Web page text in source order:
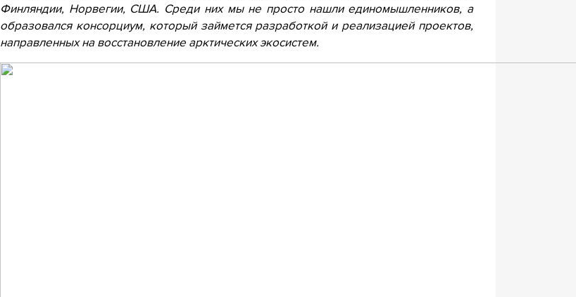
Финляндии, Норвегии, США. Среди них мы не просто нашли единомышленников, а
образовался консорциум, который займется разработкой и реализацией проектов,
направленных на восстановление арктических экосистем.